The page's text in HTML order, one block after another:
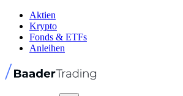
Aktien
Krypto
Fonds & ETFs
Anleihen